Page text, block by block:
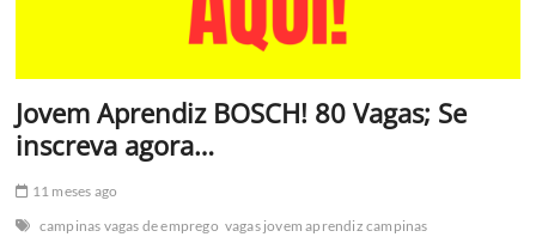
Jovem Aprendiz BOSCH! 80 Vagas; Se
inscreva agora…
11 meses ago
campinas vagas de emprego vagas jovem aprendiz campinas